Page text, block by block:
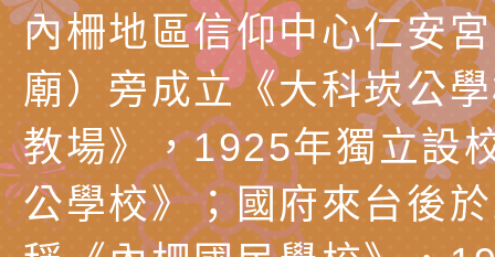
告
宣導影像素材
宣導影片」宣導短片
載網址：
https://reurl.cc/
轉知本市特殊教育學
行為問題支持資源中
「桃園市114學年度
估人員魏氏五版寒假
梯次含複訓暨魏氏五
函轉農業部酪農產業
乳相關宣導推廣圖卡
檢送桃園市政府LED
字稿及LCD託播影（
為提升兒少性剝削防
益，本府家庭暴力暨
函轉桃園市政府「
內柵地區信仰中心仁安
廟）旁成立《大科崁公
教場》，1925年獨立設
公學校》；國府來台後